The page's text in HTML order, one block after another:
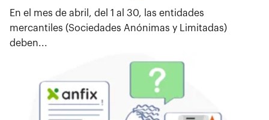
En el mes de abril, del 1 al 30, las entidades
mercantiles (Sociedades Anónimas y Limitadas)
deben...